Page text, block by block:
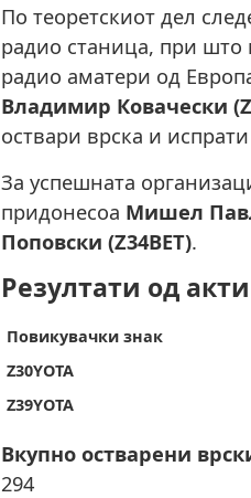
По теоретскиот дел
радио станица, при што
радио аматери од
Владимир Ковачески
оствари врска и
За успешната
придонесоа Мишел
Поповски (Z34BET).
Резултати од
Повикувачки знак
Z30YOTA
Z39YOTA
Вкупно остварени
294